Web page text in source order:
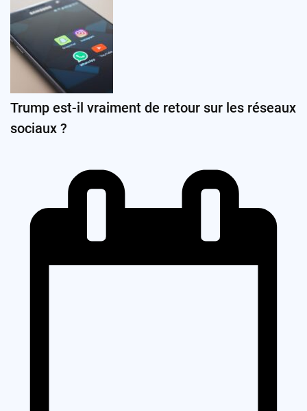
Trump est-il vraiment de retour sur les réseaux
sociaux ?